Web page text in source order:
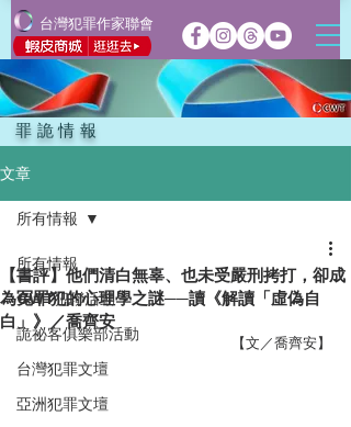
台灣犯罪作家聯會
罪詭情報
文章
所有情報
CWT犯聯活動
詭祕客俱樂部活動
台灣犯罪文壇
亞洲犯罪文壇
所有情報
【書評】他們清白無辜、也未受嚴刑拷打，卻成
為冤罪犯的心理學之謎──讀《解讀「虛偽自
白」》／喬齊安
【文／喬齊安】